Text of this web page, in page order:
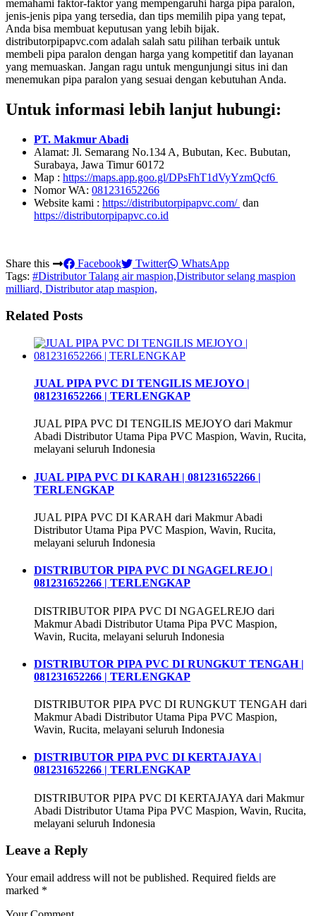
memahami faktor-faktor yang mempengaruhi harga pipa paralon,
jenis-jenis pipa yang tersedia, dan tips memilih pipa yang tepat,
Anda bisa membuat keputusan yang lebih bijak.
distributorpipapvc.com adalah salah satu pilihan terbaik untuk
membeli pipa paralon dengan harga yang kompetitif dan layanan
yang memuaskan. Jangan ragu untuk mengunjungi situs ini dan
menemukan pipa paralon yang sesuai dengan kebutuhan Anda.
Untuk informasi lebih lanjut hubungi:
PT. Makmur Abadi
Alamat: Jl. Semarang No.134 A, Bubutan, Kec. Bubutan,
Surabaya, Jawa Timur 60172
Map : https://maps.app.goo.gl/DPsFhT1dVyYzmQcf6
Nomor WA: 081231652266
Website kami : https://distributorpipapvc.com/ dan
https://distributorpipapvc.co.id
Share this Facebook Twitter
WhatsApp
Tags: #Distributor Talang air maspion,Distributor selang maspion
milliard, Distributor atap maspion,
Related Posts
JUAL PIPA PVC DI TENGILIS MEJOYO |
081231652266 | TERLENGKAP
JUAL PIPA PVC DI TENGILIS MEJOYO dari Makmur
Abadi Distributor Utama Pipa PVC Maspion, Wavin, Rucita,
melayani seluruh Indonesia
JUAL PIPA PVC DI KARAH | 081231652266 |
TERLENGKAP
JUAL PIPA PVC DI KARAH dari Makmur Abadi
Distributor Utama Pipa PVC Maspion, Wavin, Rucita,
melayani seluruh Indonesia
DISTRIBUTOR PIPA PVC DI NGAGELREJO |
081231652266 | TERLENGKAP
DISTRIBUTOR PIPA PVC DI NGAGELREJO dari
Makmur Abadi Distributor Utama Pipa PVC Maspion,
Wavin, Rucita, melayani seluruh Indonesia
DISTRIBUTOR PIPA PVC DI RUNGKUT TENGAH |
081231652266 | TERLENGKAP
DISTRIBUTOR PIPA PVC DI RUNGKUT TENGAH dari
Makmur Abadi Distributor Utama Pipa PVC Maspion,
Wavin, Rucita, melayani seluruh Indonesia
DISTRIBUTOR PIPA PVC DI KERTAJAYA |
081231652266 | TERLENGKAP
DISTRIBUTOR PIPA PVC DI KERTAJAYA dari Makmur
Abadi Distributor Utama Pipa PVC Maspion, Wavin, Rucita,
melayani seluruh Indonesia
Leave a Reply
Your email address will not be published. Required fields are
marked *